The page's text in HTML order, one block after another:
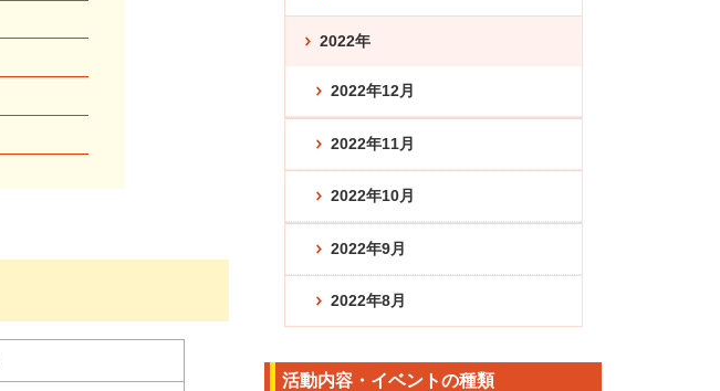
2022年
2022年12月
2022年11月
2022年10月
2022年9月
2022年8月
活動内容・イベントの種類